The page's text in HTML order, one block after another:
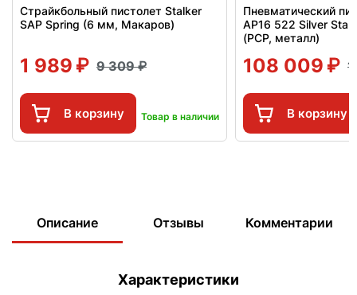
Страйкбольный пистолет Stalker
SAP Spring (6 мм, Макаров)
1 989 9 309
В корзину Товар в наличии
Пневматический
AP16 522 Silver
(PCP, металл)
108 009
В корзину
Описание Отзывы Комментарии
Характеристики